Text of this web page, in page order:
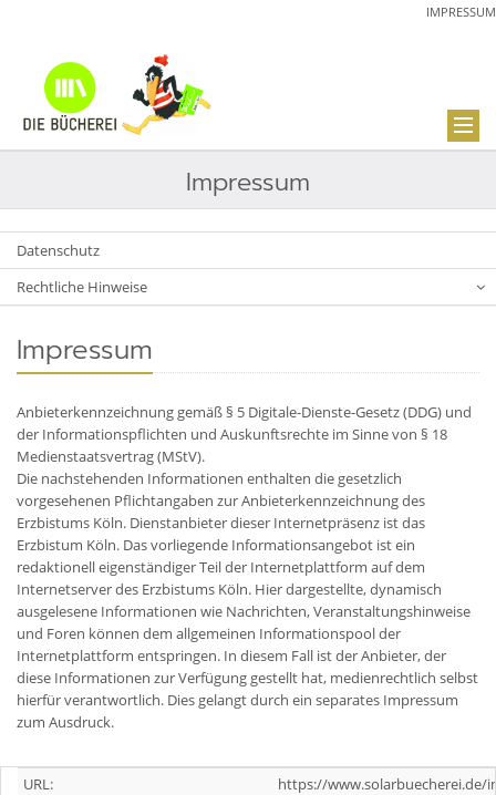
IMPRESSUM
Impressum
Datenschutz
Rechtliche Hinweise
Impressum
Anbieterkennzeichnung gemäß § 5 Digitale-Dienste-Gesetz (DDG) und
der Informationspflichten und Auskunftsrechte im Sinne von § 18
Medienstaatsvertrag (MStV).
Die nachstehenden Informationen enthalten die gesetzlich
vorgesehenen Pflichtangaben zur Anbieterkennzeichnung des
Erzbistums Köln. Dienstanbieter dieser Internetpräsenz ist das
Erzbistum Köln. Das vorliegende Informationsangebot ist ein
redaktionell eigenständiger Teil der Internetplattform auf dem
Internetserver des Erzbistums Köln. Hier dargestellte, dynamisch
ausgelesene Informationen wie Nachrichten, Veranstaltungshinweise
und Foren können dem allgemeinen Informationspool der
Internetplattform entspringen. In diesem Fall ist der Anbieter, der
diese Informationen zur Verfügung gestellt hat, medienrechtlich selbst
hierfür verantwortlich. Dies gelangt durch ein separates Impressum
zum Ausdruck.
URL:
https://www.solarbuecherei.de/